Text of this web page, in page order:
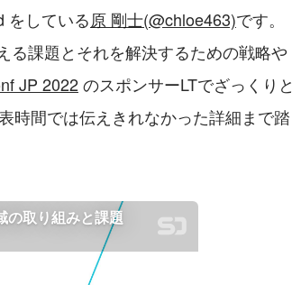
をしている原 剛士(@chloe463)です。
る課題とそれを解決するための戦略や
JP 2022 のスポンサーLTでざっくりと
時間では伝えきれなかった詳細まで踏